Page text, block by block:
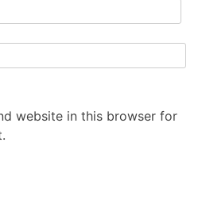
website in this browser for